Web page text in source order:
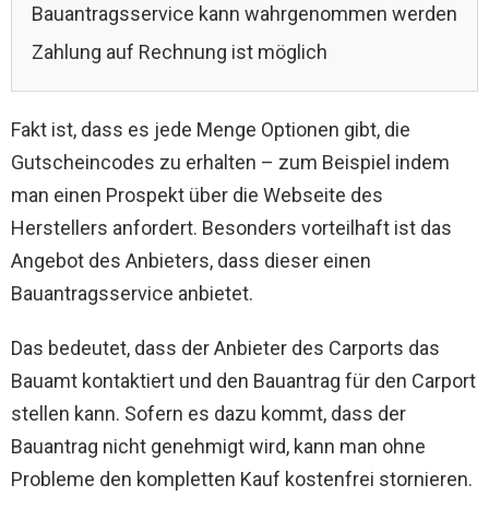
Bauantragsservice kann wahrgenommen werden
Zahlung auf Rechnung ist möglich
Fakt ist, dass es jede Menge Optionen gibt, die
Gutscheincodes zu erhalten – zum Beispiel indem
man einen Prospekt über die Webseite des
Herstellers anfordert. Besonders vorteilhaft ist das
Angebot des Anbieters, dass dieser einen
Bauantragsservice anbietet.
Das bedeutet, dass der Anbieter des Carports das
Bauamt kontaktiert und den Bauantrag für den Carport
stellen kann. Sofern es dazu kommt, dass der
Bauantrag nicht genehmigt wird, kann man ohne
Probleme den kompletten Kauf kostenfrei stornieren.